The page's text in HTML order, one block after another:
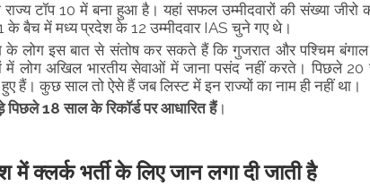
टॉप 10 में बना हुआ है। यहां सफल उम्मीदवारों की संख्या
के बैच में मध्य प्रदेश के 12 उम्मीदवार IAS चुने गए थे।
के लोग इस बात से संतोष कर सकते हैं कि गुजरात और पश्चिम बंगाल
में लोग अखिल भारतीय सेवाओं में जाना पसंद नहीं करते। पिछले 20
हैं। कुछ साल तो ऐसे हैं जब लिस्ट में इन राज्यों का नाम ही नहीं था।
18 साल के रिकॉर्ड पर आधारित हैं।
में क्लर्क भर्ती के लिए जान लगा दी जाती है